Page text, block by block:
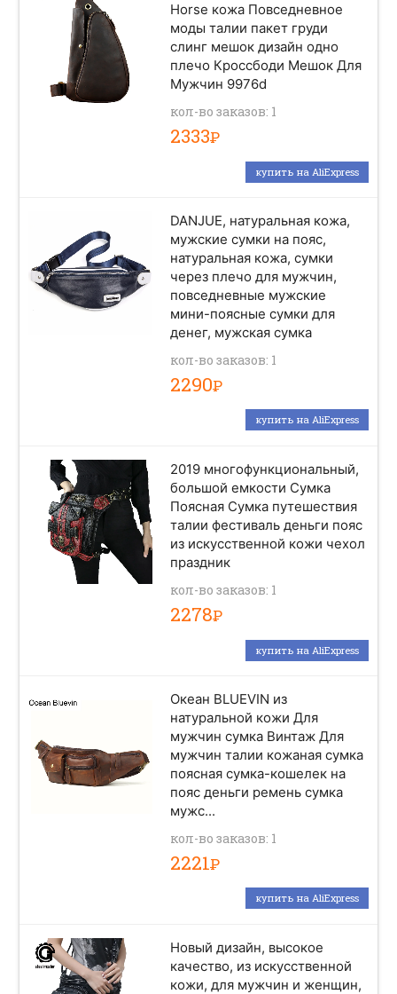
Horse кожа Повседневное
моды талии пакет груди
слинг мешок дизайн одно
плечо Кроссбоди Мешок Для
Мужчин 9976d
кол-во заказов: 1
2333Р
купить на AliExpress
DANJUE, натуральная кожа,
мужские сумки на пояс,
натуральная кожа, сумки
через плечо для мужчин,
повседневные мужские
мини-поясные сумки для
денег, мужская сумка
кол-во заказов: 1
2290Р
купить на AliExpress
2019 многофункциональный,
большой емкости Сумка
Поясная Сумка путешествия
талии фестиваль деньги пояс
из искусственной кожи чехол
праздник
кол-во заказов: 1
2278Р
купить на AliExpress
Океан BLUEVIN из
натуральной кожи Для
мужчин сумка Винтаж Для
мужчин талии кожаная сумка
поясная сумка-кошелек на
пояс деньги ремень сумка
мужс...
кол-во заказов: 1
2221Р
купить на AliExpress
Новый дизайн, высокое
качество, из искусственной
кожи, для мужчин и женщин,